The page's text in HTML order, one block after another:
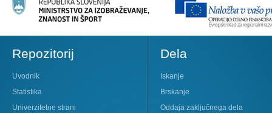
Repozitorij
Uvodnik
Statistika
Univerzitetne strani
Dela
Iskanje
Brskanje
Oddaja zaključnega dela